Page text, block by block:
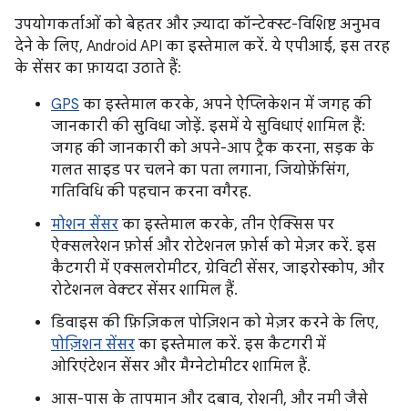
उपयोगकर्ताओं को बेहतर और ज़्यादा कॉन्टेक्स्ट-विशिष्ट अनुभव
देने के लिए, Android API का इस्तेमाल करें. ये एपीआई, इस तरह
के सेंसर का फ़ायदा उठाते हैं:
GPS का इस्तेमाल करके, अपने ऐप्लिकेशन में जगह की
जानकारी की सुविधा जोड़ें. इसमें ये सुविधाएं शामिल हैं:
जगह की जानकारी को अपने-आप ट्रैक करना, सड़क के
गलत साइड पर चलने का पता लगाना, जियोफ़ेंसिंग,
गतिविधि की पहचान करना वगैरह.
मोशन सेंसर का इस्तेमाल करके, तीन ऐक्सिस पर
ऐक्सलरेशन फ़ोर्स और रोटेशनल फ़ोर्स को मेज़र करें. इस
कैटगरी में एक्सलरोमीटर, ग्रेविटी सेंसर, जाइरोस्कोप, और
रोटेशनल वेक्टर सेंसर शामिल हैं.
डिवाइस की फ़िज़िकल पोज़िशन को मेज़र करने के लिए,
पोज़िशन सेंसर का इस्तेमाल करें. इस कैटगरी में
ओरिएंटेशन सेंसर और मैग्नेटोमीटर शामिल हैं.
आस-पास के तापमान और दबाव, रोशनी, और नमी जैसे